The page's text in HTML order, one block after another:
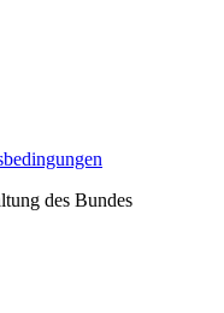
des Bundes